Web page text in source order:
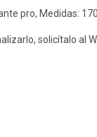
pro, Medidas:
solicítalo al